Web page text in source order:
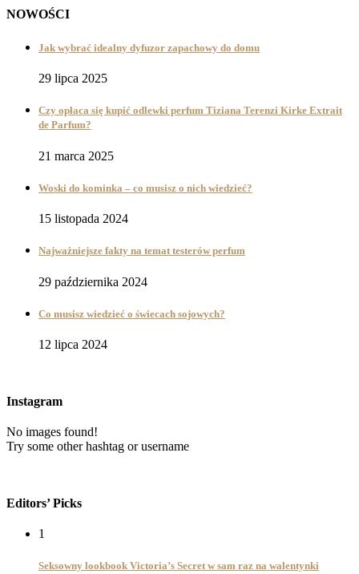
NOWOŚCI
Jak wybrać idealny dyfuzor zapachowy do domu
29 lipca 2025
Czy opłaca się kupić odlewki perfum Tiziana Terenzi Kirke Extrait
de Parfum?
21 marca 2025
Woski do kominka – co musisz o nich wiedzieć?
15 listopada 2024
Najważniejsze fakty na temat testerów perfum
29 października 2024
Co musisz wiedzieć o świecach sojowych?
12 lipca 2024
Instagram
No images found!
Try some other hashtag or username
Editors’ Picks
1
Seksowny lookbook Victoria’s Secret w sam raz na walentynki